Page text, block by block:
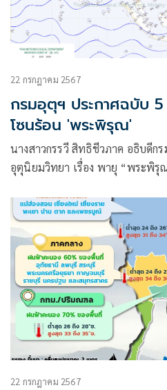
22 กรกฎาคม 2567
กรมอุตุฯ ประกาศฉบับ
โซนร้อน 'พระพิรุณ'
นางสาวกรรวี สิทธิชีวภาค อธิบดีก
อุตุนิยมวิทยา เรื่อง พายุ “พระพิ
22 กรกฎาคม 2567